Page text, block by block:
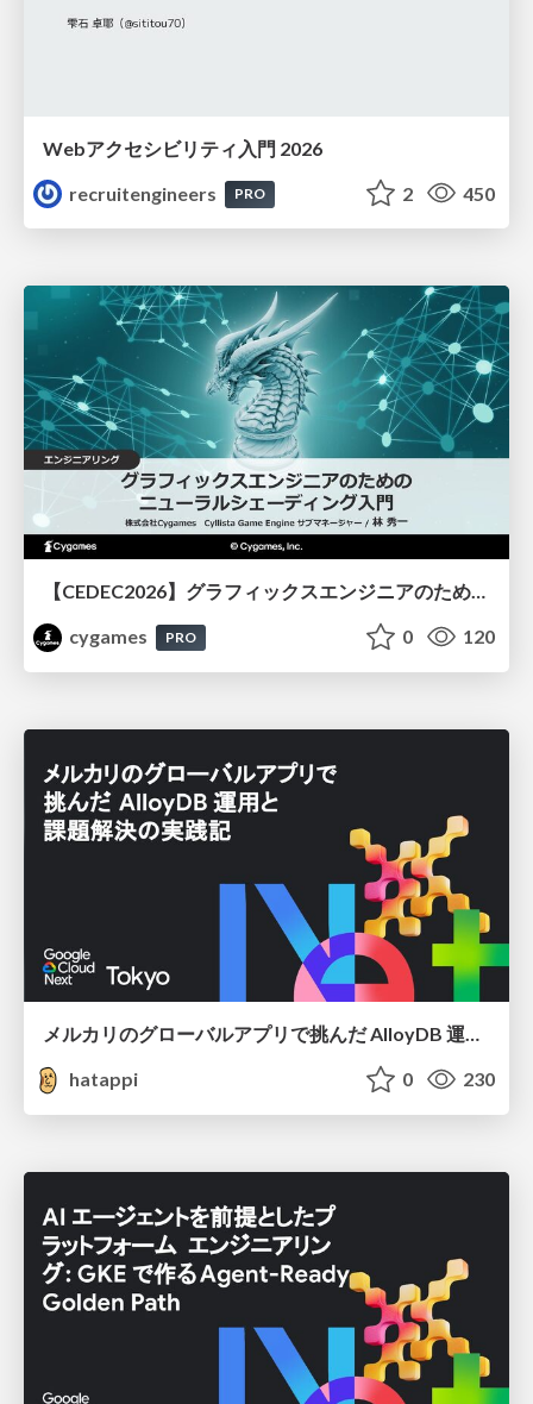
Webアクセシビリティ入門 2026
recruitengineers
PRO 2 450
【CEDEC2026】グラフィックスエンジニアのためのニューラルシェーディング入門
cygames
PRO 0 120
メルカリのグローバルアプリで挑んだ AlloyDB 運用と課題解決の実践記
hatappi
0 230